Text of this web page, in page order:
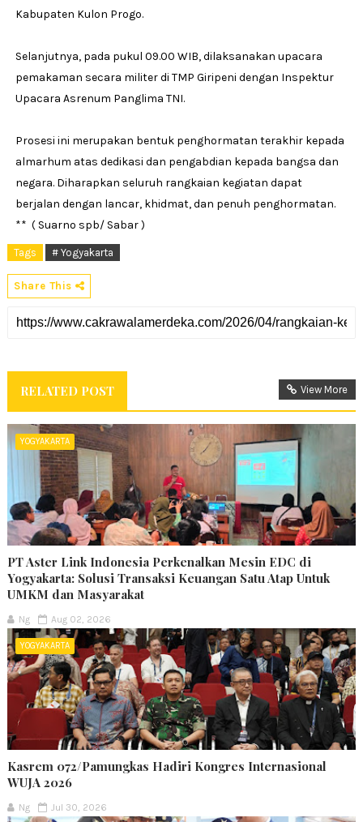
Kabupaten Kulon Progo.
Selanjutnya, pada pukul 09.00 WIB, dilaksanakan upacara
pemakaman secara militer di TMP Giripeni dengan Inspektur
Upacara Asrenum Panglima TNI.
Prosesi ini merupakan bentuk penghormatan terakhir kepada
almarhum atas dedikasi dan pengabdian kepada bangsa dan
negara. Diharapkan seluruh rangkaian kegiatan dapat
berjalan dengan lancar, khidmat, dan penuh penghormatan.
** ( Suarno spb/ Sabar )
Tags # Yogyakarta
Share This
RELATED POST View More
YOGYAKARTA
PT Aster Link Indonesia Perkenalkan Mesin EDC di
Yogyakarta: Solusi Transaksi Keuangan Satu Atap Untuk
UMKM dan Masyarakat
Ng Aug 02, 2026
YOGYAKARTA
Kasrem 072/Pamungkas Hadiri Kongres Internasional
WUJA 2026
Ng Jul 30, 2026